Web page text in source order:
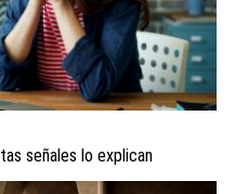
señales lo explican